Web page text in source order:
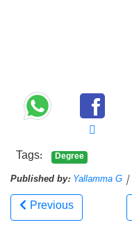
Tags: Degree
Published by: Yallamma G |
Previous